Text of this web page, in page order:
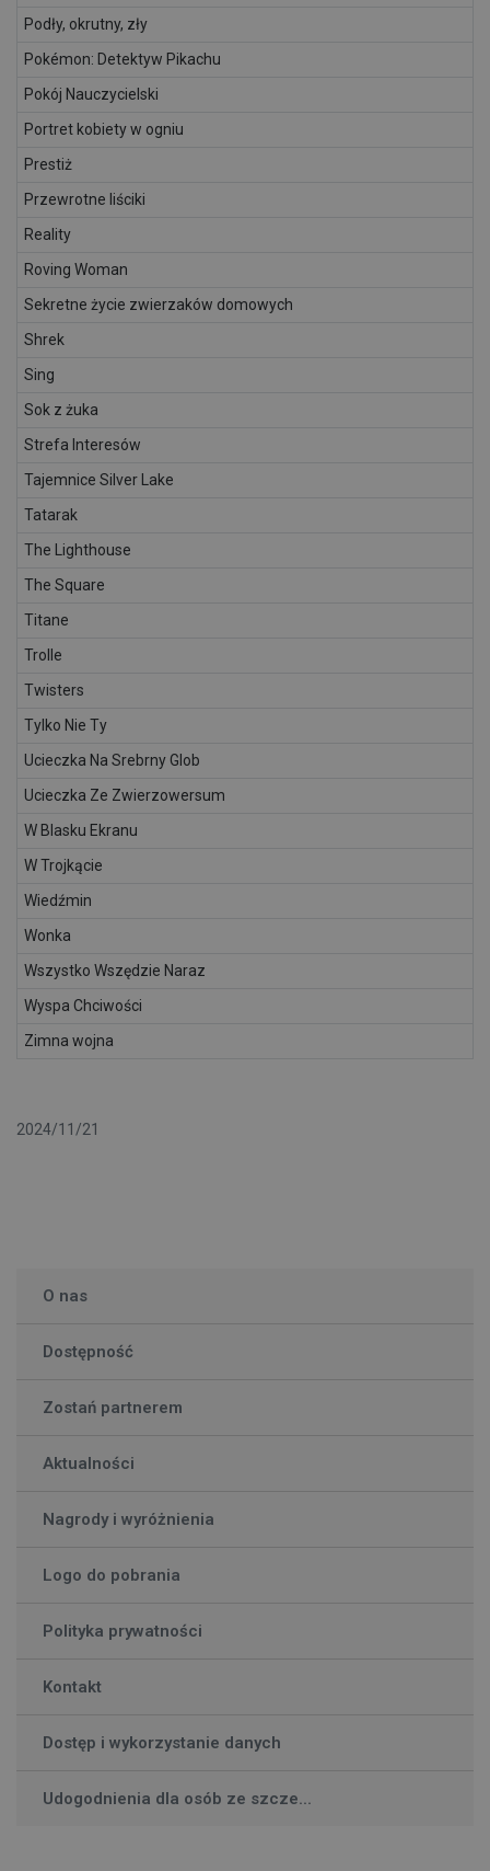
O nas
Dostępność
Zostań partnerem
Aktualności
Nagrody i wyróżnienia
Logo do pobrania
Polityka prywatności
Kontakt
Dostęp i wykorzystanie danych
Udogodnienia dla osób ze szcze...
Podły, okrutny, zły
Pokémon: Detektyw Pikachu
Pokój Nauczycielski
Portret kobiety w ogniu
Prestiż
Przewrotne liściki
Reality
Roving Woman
Sekretne życie zwierzaków domowych
Shrek
Sing
Sok z żuka
Strefa Interesów
Tajemnice Silver Lake
Tatarak
The Lighthouse
The Square
Titane
Trolle
Twisters
Tylko Nie Ty
Ucieczka Na Srebrny Glob
Ucieczka Ze Zwierzowersum
W Blasku Ekranu
W Trojkącie
Wiedźmin
Wonka
Wszystko Wszędzie Naraz
Wyspa Chciwości
Zimna wojna
2024/11/21